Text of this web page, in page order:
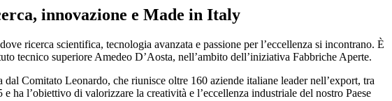
innovazione e Made in Italy
ricerca scientifica, tecnologia avanzata e passione per l’eccellenza si incontrano. È
tecnico superiore Amedeo D’Aosta, nell’ambito dell’iniziativa Fabbriche Aperte.
Comitato Leonardo, che riunisce oltre 160 aziende italiane leader nell’export, tra
l’obiettivo di valorizzare la creatività e l’eccellenza industriale del nostro Paese